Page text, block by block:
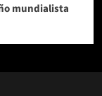
mundialista